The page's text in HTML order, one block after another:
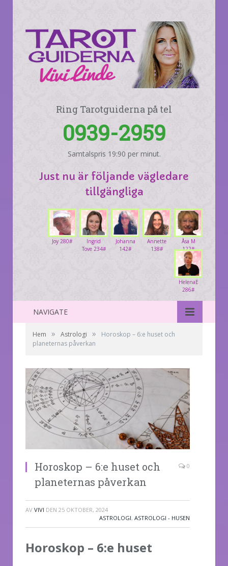
Ring Tarotguiderna på tel
0939-2959
Samtalspris 19:90 per minut.
Just nu är följande vägledare
tillgängliga
Åsa M
122#
Annette
138#
Johanna
142#
Ingrid
Tove 234#
Joy 280#
HelenaE
286#
NAVIGATE
Hem » Astrologi »
Horoskop – 6:e huset och
planeternas påverkan
Horoskop – 6:e huset och
planeternas påverkan
0
AV VIVI DEN 25 OKTOBER, 2024
ASTROLOGI, ASTROLOGI - HUSEN
Horoskop – 6:e huset